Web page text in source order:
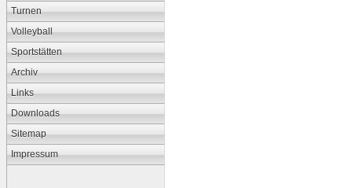
Turnen
Volleyball
Sportstätten
Archiv
Links
Downloads
Sitemap
Impressum